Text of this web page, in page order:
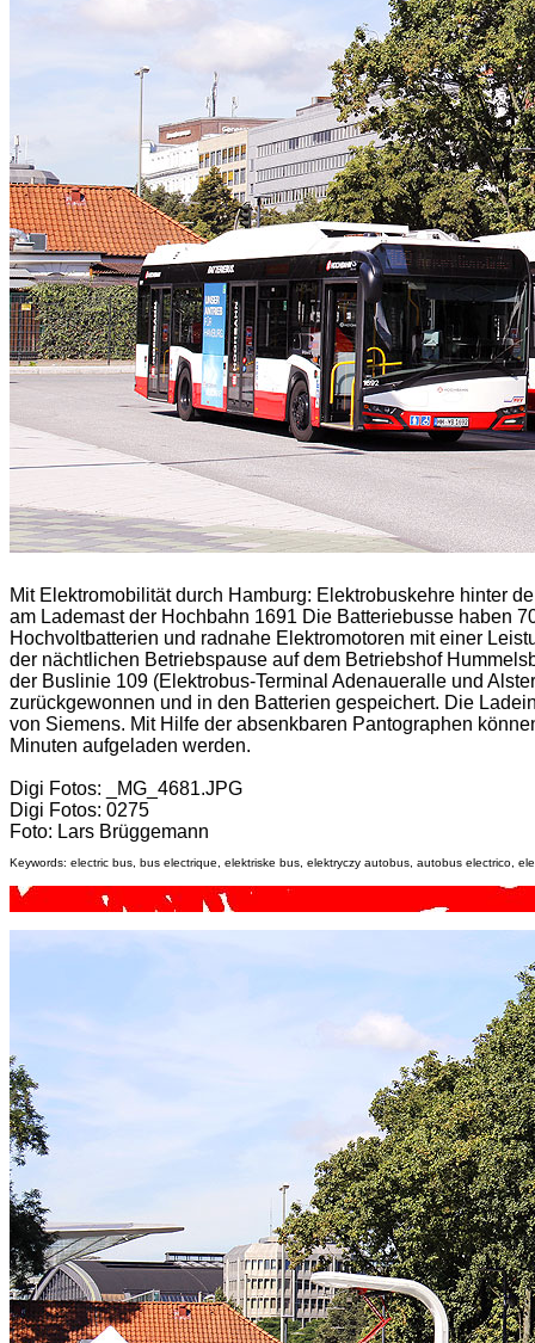
Mit Elektromobilität durch Hamburg: Elektrobuskehre hinter
am Lademast der Hochbahn 1691 Die Batteriebusse haben
Hochvoltbatterien und radnahe Elektromotoren mit einer
der nächtlichen Betriebspause auf dem Betriebshof
der Buslinie 109 (Elektrobus-Terminal Adenaueralle und
zurückgewonnen und in den Batterien gespeichert. Die
von Siemens. Mit Hilfe der absenkbaren Pantographen
Minuten aufgeladen werden.
Digi Fotos: _MG_4681.JPG
Digi Fotos: 0275
Foto: Lars Brüggemann
Keywords: electric bus, bus electrique, elektriske bus, elektryczy autobus, autobus electrico,